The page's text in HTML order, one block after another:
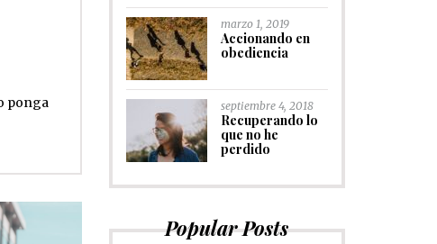
ponga
marzo 1, 2019
Accionando en
obediencia
septiembre 4, 2018
Recuperando lo
que no he
perdido
Popular Posts